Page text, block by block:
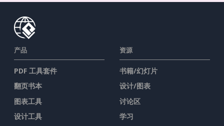
产品
PDF 工具套件
翻页书本
图表工具
设计工具
资源
书籍/幻灯片
设计/图表
讨论区
学习